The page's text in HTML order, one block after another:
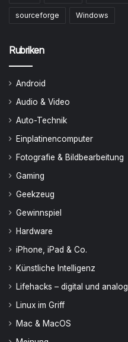
sourceforge Windows
Rubriken
Android
Audio & Video
Auto-Technik
Einplatinencomputer
Fotografie & Bildbearbeitung
Gaming
Geekzeug
Gewinnspiel
Hardware
iPhone, iPad & Co.
Künstliche Intelligenz
Lifehacks – digital und analog
Linux im Griff
Mac & MacOS